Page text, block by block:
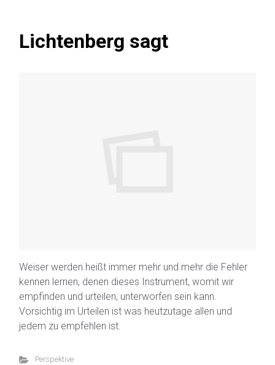
Lichtenberg sagt
Weiser werden heißt immer mehr und mehr die Fehler
kennen lernen, denen dieses Instrument, womit wir
empfinden und urteilen, unterworfen sein kann.
Vorsichtig im Urteilen ist was heutzutage allen und
jedem zu empfehlen ist.
Perspektive